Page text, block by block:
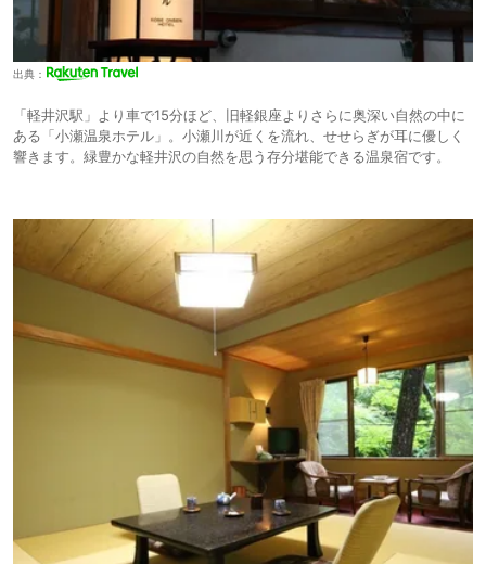
出典：
「軽井沢駅」より車で15分ほど、旧軽銀座よりさらに奥深い自然の中に
ある「小瀬温泉ホテル」。小瀬川が近くを流れ、せせらぎが耳に優しく
響きます。緑豊かな軽井沢の自然を思う存分堪能できる温泉宿です。